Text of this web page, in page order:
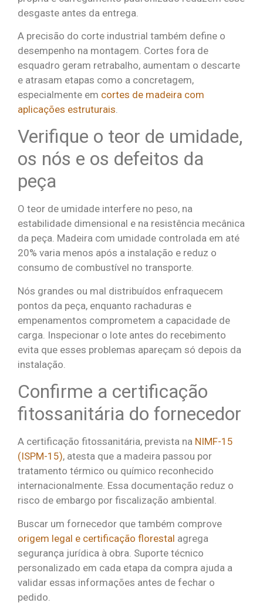
desgaste antes da entrega.
A precisão do corte industrial também define o
desempenho na montagem. Cortes fora de
esquadro geram retrabalho, aumentam o descarte
e atrasam etapas como a concretagem,
especialmente em cortes de madeira com
aplicações estruturais
Verifique o teor de umidade,
os nós e os defeitos da
peça
O teor de umidade interfere no peso, na
estabilidade dimensional e na resistência mecânica
da peça. Madeira com umidade controlada em até
20% varia menos após a instalação e reduz o
consumo de combustível no transporte.
Nós grandes ou mal distribuídos enfraquecem
pontos da peça, enquanto rachaduras e
empenamentos comprometem a capacidade de
carga. Inspecionar o lote antes do recebimento
evita que esses problemas apareçam só depois da
instalação.
Confirme a certificação
fitossanitária do fornecedor
A certificação fitossanitária, prevista na NIMF-15
(ISPM-15), atesta que a madeira passou por
tratamento térmico ou químico reconhecido
internacionalmente. Essa documentação reduz o
risco de embargo por fiscalização ambiental.
Buscar um fornecedor que também comprove
origem legal e certificação florestal agrega
segurança jurídica à obra. Suporte técnico
personalizado em cada etapa da compra ajuda a
validar essas informações antes de fechar o
pedido.